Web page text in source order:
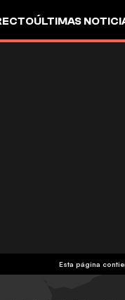
ÚLTIMAS
Esta página